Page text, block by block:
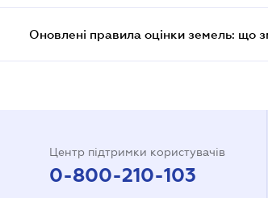
Оновлені правила оцінки земель: що
Центр підтримки користувачів
0-800-210-103